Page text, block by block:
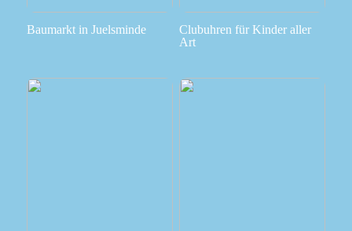
Baumarkt in Juelsminde
Clubuhren für Kinder aller
Art